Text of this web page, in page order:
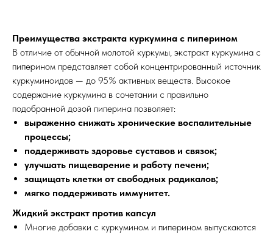
Преимущества экстракта куркумина с пиперином
В отличие от обычной молотой куркумы, экстракт куркумина с
пиперином представляет собой концентрированный источник
куркуминоидов — до 95% активных веществ. Высокое
содержание куркумина в сочетании с правильно
подобранной дозой пиперина позволяет:
выраженно снижать хронические воспалительные
процессы;
поддерживать здоровье суставов и связок;
улучшать пищеварение и работу печени;
защищать клетки от свободных радикалов;
мягко поддерживать иммунитет.
Жидкий экстракт против капсул
Многие добавки с куркумином и пиперином выпускаются